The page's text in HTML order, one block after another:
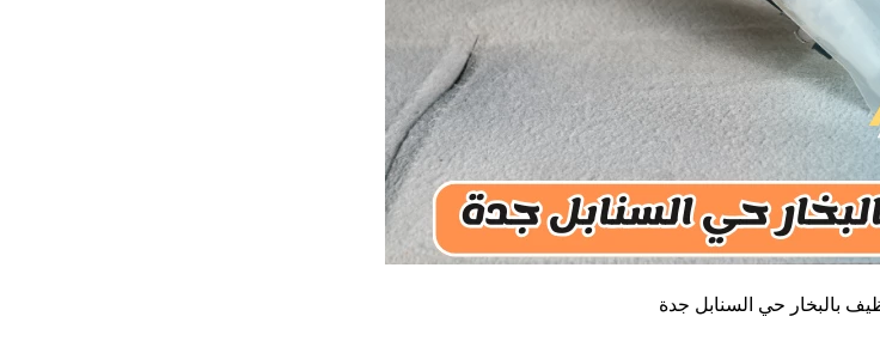
بالبخار حي السنابل جدة